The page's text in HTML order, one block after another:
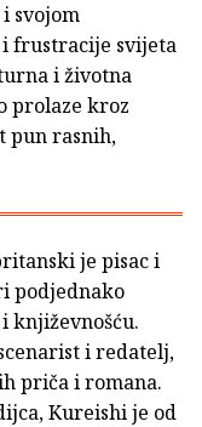
svojom
frustracije svijeta
i životna
prolaze kroz
pun rasnih,
je pisac i
podjednako
književnošću.
i redatelj,
priča i romana.
Kureishi je od